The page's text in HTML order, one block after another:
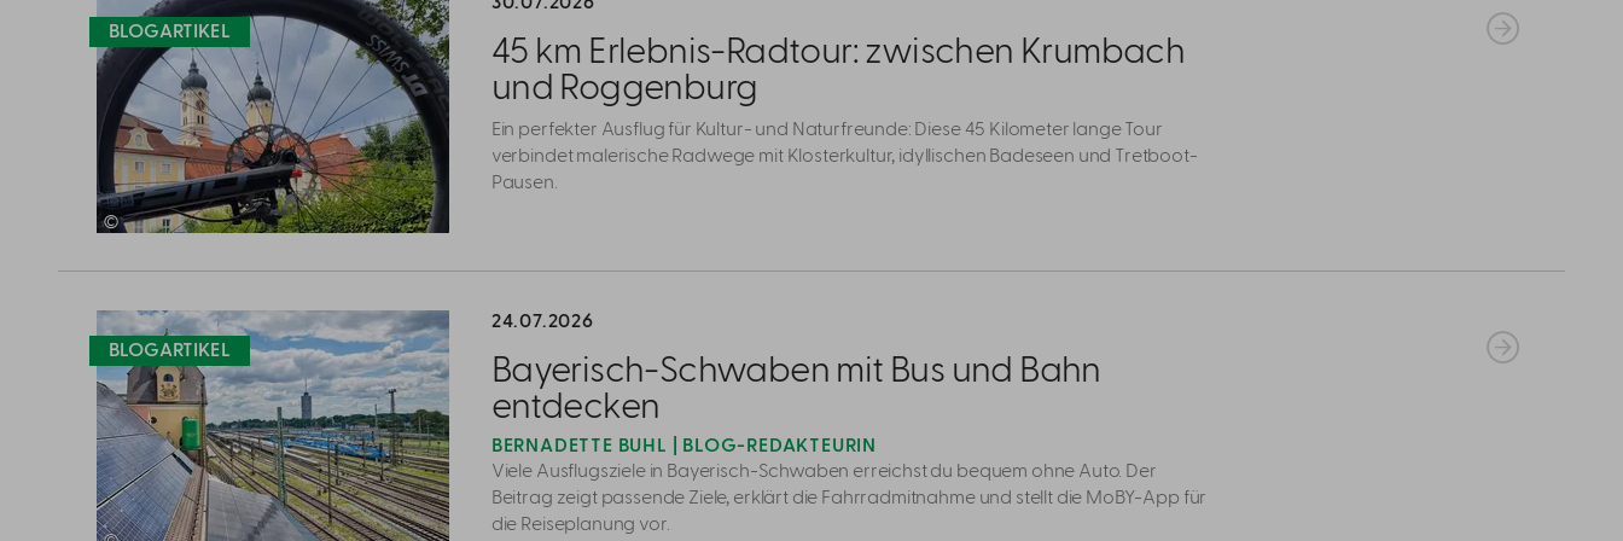
BLOGARTIKEL
45 km Erlebnis-Radtour: zwischen Krumbach
und Roggenburg
©
Ein perfekter Ausflug für Kultur- und Naturfreunde: Diese 45 Kilometer lange Tour
verbindet malerische Radwege mit Klosterkultur, idyllischen Badeseen und Tretboot-
Pausen.
BLOGARTIKEL
24.07.2026
Bayerisch-Schwaben mit Bus und Bahn
entdecken
BERNADETTE BUHL | BLOG-REDAKTEURIN
Viele Ausflugsziele in Bayerisch-Schwaben erreichst du bequem ohne Auto. Der
Beitrag zeigt passende Ziele, erklärt die Fahrradmitnahme und stellt die MoBY-App für
die Reiseplanung vor.